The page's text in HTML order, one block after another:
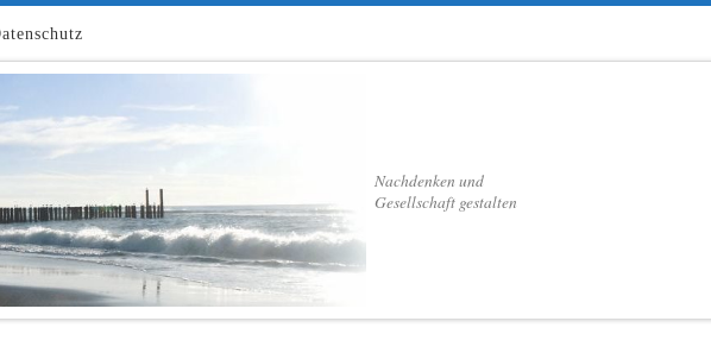
Nachdenken und
Gesellschaft gestalten